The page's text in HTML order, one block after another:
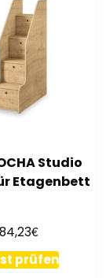
Studio
Etagenbett
€
prüfen